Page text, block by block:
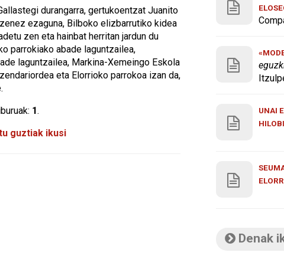
durangarra, gertukoentzat Juanito
ezaguna, Bilboko elizbarrutiko kidea
zen eta hainbat herritan jardun du
parrokiako abade laguntzailea,
laguntzailea, Markina-Xemeingo Eskola
eta Elorrioko parrokoa izan da,
1.
guztiak ikusi
UNAI
Denak